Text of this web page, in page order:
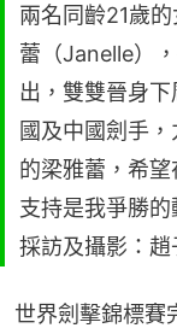
兩名同齡21歲
蕾（Janelle）
出，雙雙晉身
國及中國劍手
的梁雅蕾，希
支持是我爭勝的
採訪及攝影：
世界劍擊錦標賽